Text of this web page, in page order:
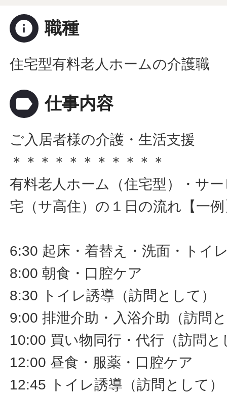
info 職種
住宅型有料老人ホームの介護職
label 仕事内容
ご入居者様の介護・生活支援
＊＊＊＊＊＊＊＊＊＊＊
有料老人ホーム（住宅型）・サ
宅（サ高住）の１日の流れ【一
6:30 起床・着替え・洗面・トイ
8:00 朝食・口腔ケア
8:30 トイレ誘導（訪問として）
9:00 排泄介助・入浴介助（訪問
10:00 買い物同行・代行（訪問と
12:00 昼食・服薬・口腔ケア
12:45 トイレ誘導（訪問として）